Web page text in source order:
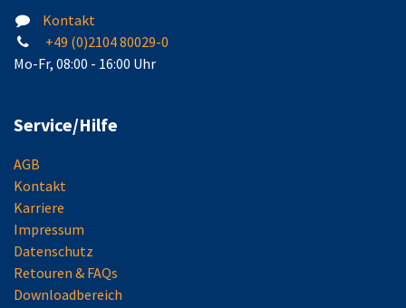
Kontakt
+49 (0)2104 80029-0
Mo-Fr, 08:00 - 16:00 Uhr
Service/Hilfe
AGB
Kontakt
Karriere
Impressum
Datenschutz
Retouren & FAQs
Downloadbereich